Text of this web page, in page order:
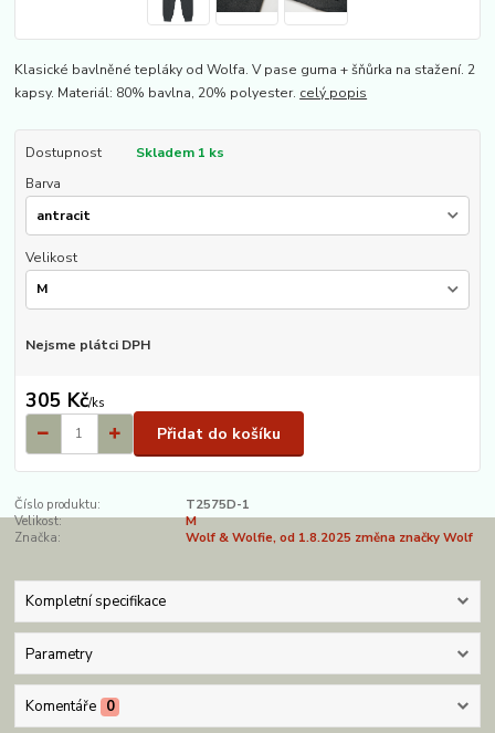
Klasické bavlněné tepláky od Wolfa. V pase guma + šňůrka na stažení. 2
kapsy. Materiál: 80% bavlna, 20% polyester. celý popis
Dostupnost
Skladem 1 ks
Barva
Velikost
Nejsme plátci DPH
305 Kč/ks
Přidat do košíku
Číslo produktu:
T2575D-1
Velikost:
M
Značka:
Wolf & Wolfie, od 1.8.2025 změna značky Wolf
Kompletní specifikace
Parametry
Komentáře 0